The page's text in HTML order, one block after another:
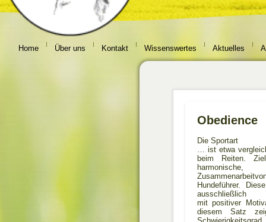
Home Über uns Kontakt Wissenswertes Aktuelles
Obedience
Die Sportart
… ist etwa
beim Reiten.
Hundeführer.
ausschließlich
mit positiver
diesem Satz